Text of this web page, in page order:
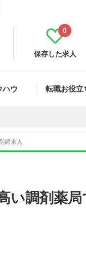
保存した求人
0
ハウ 転職お役立
師求人
い調剤薬